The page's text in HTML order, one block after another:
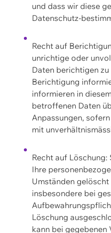
und dass wir diese
Datenschutz-
Recht auf
unrichtige oder
Daten berichtigen
Berichtigung
informieren in
betroffenen Daten
Anpassungen,
mit
Recht auf Löschung:
Ihre
Umständen
insbesondere bei
Löschung
kann bei gegebenen